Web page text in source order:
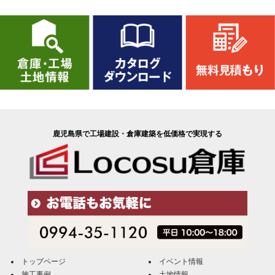
鹿児島県で工場建設・倉庫建築を低価格で実現する
トップページ
イベント情報